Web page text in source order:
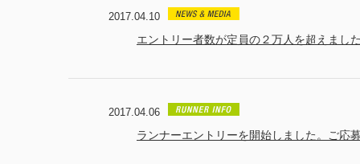
2017.04.10
エントリー者数が定員の２万人を超えまし
2017.04.06
ランナーエントリーを開始しました。ご応